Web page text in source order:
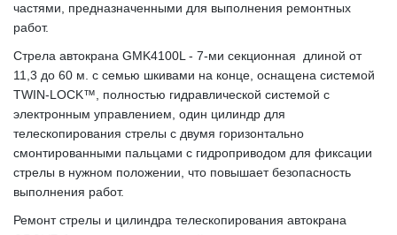
частями, предназначенными для выполнения ремонтных
работ.
Стрела автокрана GMK4100L - 7-ми секционная длиной от
11,3 до 60 м. с семью шкивами на конце, оснащена системой
TWIN-LOCK™, полностью гидравлической системой с
электронным управлением, один цилиндр для
телескопирования стрелы с двумя горизонтально
смонтированными пальцами с гидроприводом для фиксации
стрелы в нужном положении, что повышает безопасность
выполнения работ.
Ремонт стрелы и цилиндра телескопирования автокрана